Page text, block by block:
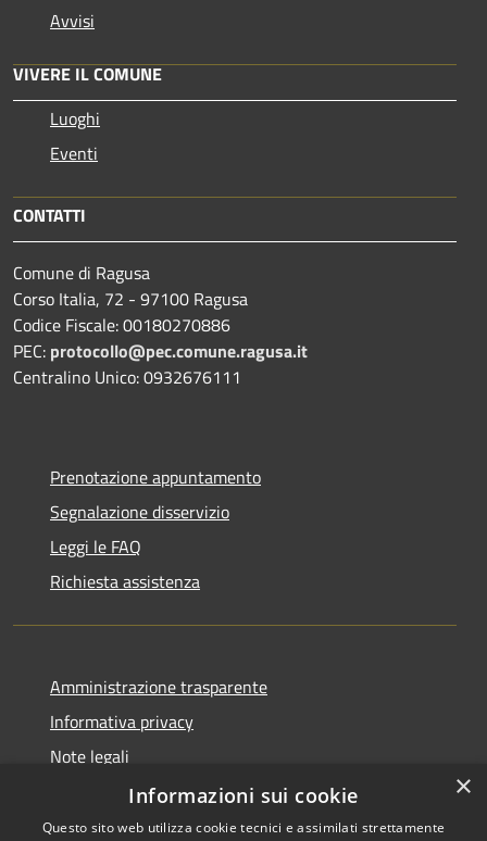
Avvisi
VIVERE IL COMUNE
Luoghi
Eventi
CONTATTI
Comune di Ragusa
Corso Italia, 72 - 97100 Ragusa
Codice Fiscale: 00180270886
PEC: protocollo@pec.comune.ragusa.it
Centralino Unico: 0932676111
Prenotazione appuntamento
Segnalazione disservizio
Leggi le FAQ
Richiesta assistenza
Amministrazione trasparente
Informativa privacy
Note legali
Dichiarazione di accessibilità
×
Informazioni sui cookie
Questo sito web utilizza cookie tecnici e assimilati strettamente